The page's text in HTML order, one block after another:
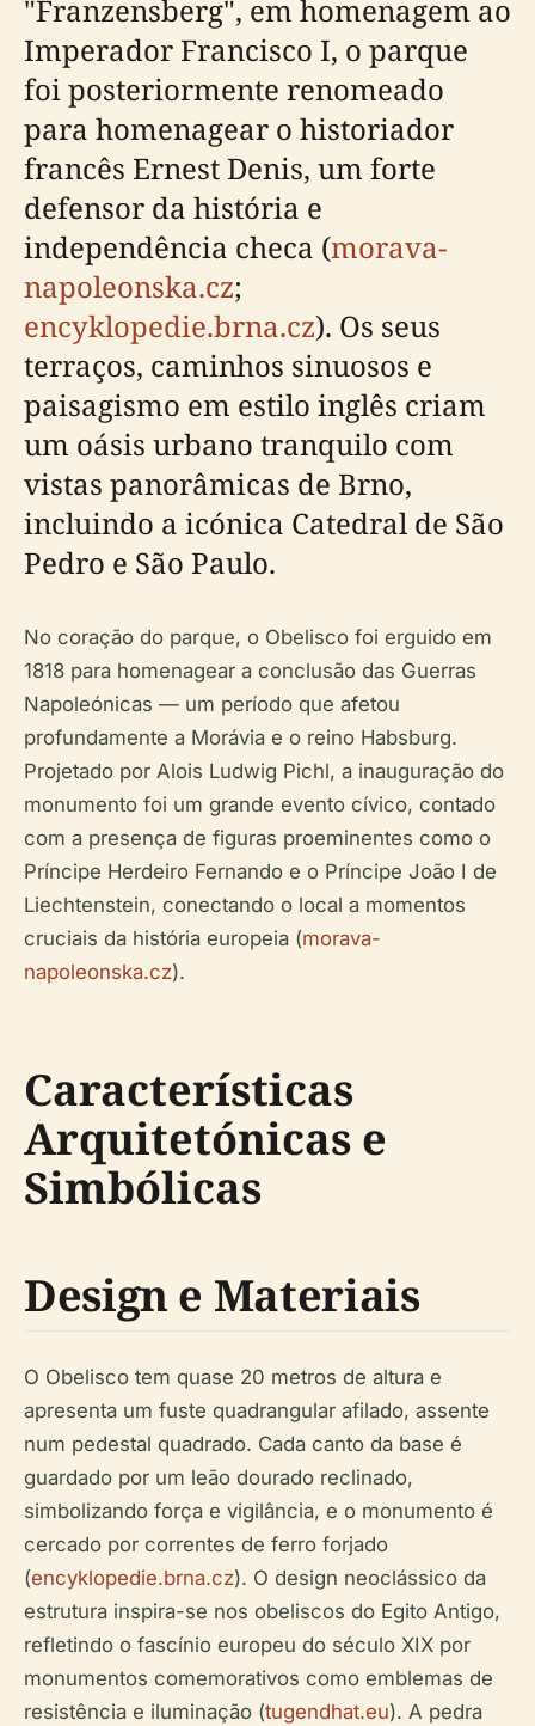
"Franzensberg", em homenagem ao
Imperador Francisco I, o parque
foi posteriormente renomeado
para homenagear o historiador
francês Ernest Denis, um forte
defensor da história e
independência checa (morava-
napoleonska.cz;
encyklopedie.brna.cz). Os seus
terraços, caminhos sinuosos e
paisagismo em estilo inglês criam
um oásis urbano tranquilo com
vistas panorâmicas de Brno,
incluindo a icónica Catedral de São
Pedro e São Paulo.
No coração do parque, o Obelisco foi erguido em
1818 para homenagear a conclusão das Guerras
Napoleónicas — um período que afetou
profundamente a Morávia e o reino Habsburg.
Projetado por Alois Ludwig Pichl, a inauguração do
monumento foi um grande evento cívico, contado
com a presença de figuras proeminentes como o
Príncipe Herdeiro Fernando e o Príncipe João I de
Liechtenstein, conectando o local a momentos
cruciais da história europeia (morava-
napoleonska.cz).
Características
Arquitetónicas e
Simbólicas
Design e Materiais
O Obelisco tem quase 20 metros de altura e
apresenta um fuste quadrangular afilado, assente
num pedestal quadrado. Cada canto da base é
guardado por um leão dourado reclinado,
simbolizando força e vigilância, e o monumento é
cercado por correntes de ferro forjado
(encyklopedie.brna.cz). O design neoclássico da
estrutura inspira-se nos obeliscos do Egito Antigo,
refletindo o fascínio europeu do século XIX por
monumentos comemorativos como emblemas de
resistência e iluminação (tugendhat.eu). A pedra